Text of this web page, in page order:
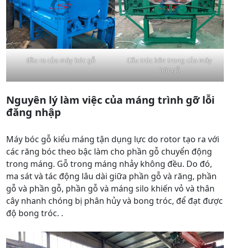
đầu ra của máy bóc gỗ
Cấu trúc bên trong của máy
bóc gỗ
Nguyên lý làm việc của máng trình gỡ lỗi
đăng nhập
Máy bóc gỗ kiểu máng tận dụng lực do rotor tạo ra với
các răng bóc theo bậc làm cho phần gỗ chuyển động
trong máng. Gỗ trong máng nhảy không đều. Do đó,
ma sát và tác động lâu dài giữa phần gỗ và răng, phần
gỗ và phần gỗ, phần gỗ và máng silo khiến vỏ và thân
cây nhanh chóng bị phân hủy và bong tróc, để đạt được
độ bong tróc. .